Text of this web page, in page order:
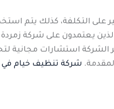
على التكلفة، كذلك يتم
الذين يعتمدون على شركة
الشركة استشارات مجانية
شركة تنظيف خيام في